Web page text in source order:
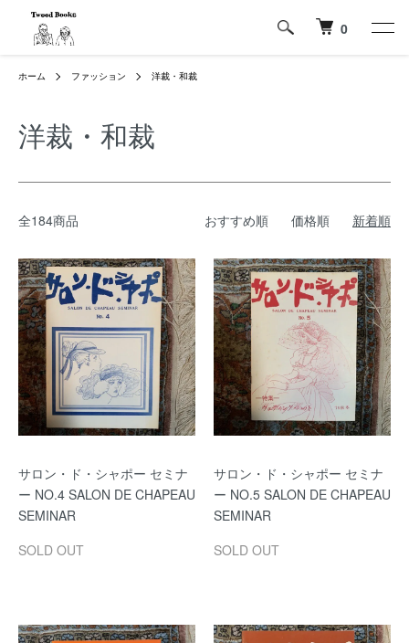
0
ホーム ファッション 洋裁・和裁
洋裁・和裁
全184商品 おすすめ順 価格順 新着順
サロン・ド・シャポー セミナ
ー NO.4 SALON DE CHAPEAU
SEMINAR
SOLD OUT
サロン・ド・シャポー セミナ
ー NO.5 SALON DE CHAPEAU
SEMINAR
SOLD OUT